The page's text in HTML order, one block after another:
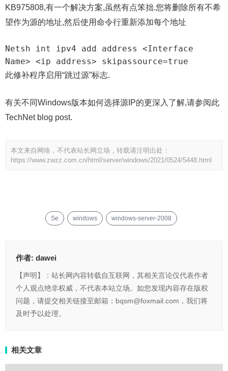
KB975808,有一个解决方案,虽然有点笨拙.您将删除所有不希
望作为源的地址,然后使用命令行重新添加每个地址
Netsh int ipv4 add address <Interface
Name> <ip address> skipassource=true
此修补程序启用“跳过源”标志.
有关不同Windows版本如何选择源IP的更深入了解,请参阅此
TechNet blog post.
本文来自网络，不代表站长网立场，转载请注明出处：
https://www.zwzz.com.cn/html/server/windows/2021/0524/5448.html
Se windows windows-server-2008
作者: dawei
【声明】：站长网内容转载自互联网，其相关言论仅代表作者
个人观点绝非权威，不代表本站立场。如您发现内容存在版权
问题，请提交相关链接至邮箱：bqsm@foxmail.com，我们将
及时予以处理。
相关文章